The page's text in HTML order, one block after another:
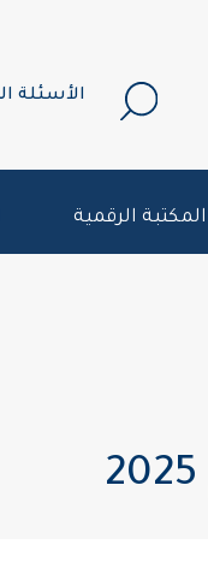
الأسئلة
المكتبة الرقمية